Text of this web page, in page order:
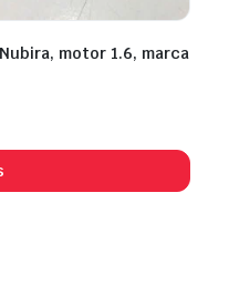
motor 1.6, marca